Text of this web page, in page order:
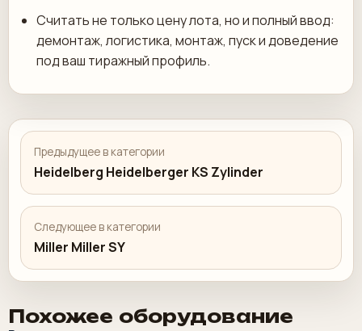
Считать не только цену лота, но и полный ввод:
демонтаж, логистика, монтаж, пуск и доведение
под ваш тиражный профиль.
Предыдущее в категории
Heidelberg Heidelberger KS Zylinder
Следующее в категории
Miller Miller SY
Похожее оборудование